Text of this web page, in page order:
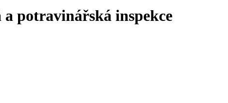
a potravinářská inspekce